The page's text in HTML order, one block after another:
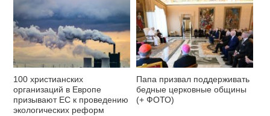
100 христианских
организаций в Европе
призывают ЕС к проведению
экологических реформ
Папа призвал поддерживать
бедные церковные общины
(+ ФОТО)